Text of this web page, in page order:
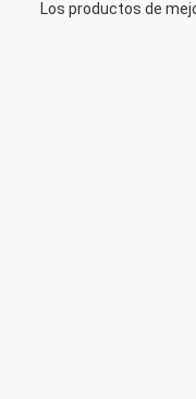
Los productos de